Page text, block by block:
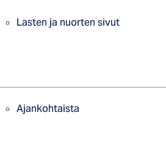
Lasten ja nuorten sivut
Ajankohtaista